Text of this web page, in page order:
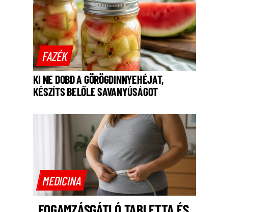
FAZÉK
KI NE DOBD A GÖRÖGDINNYEHÉJAT,
KÉSZÍTS BELŐLE SAVANYÚSÁGOT
MEDICINA